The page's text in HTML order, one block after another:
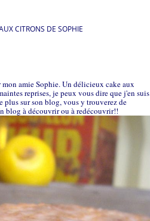
CITRONS DE SOPHIE
amie Sophie. Un délicieux cake aux
reprises, je peux vous dire que j'en suis
plus sur son blog, vous y trouverez de
blog à découvrir ou à redécouvrir!!